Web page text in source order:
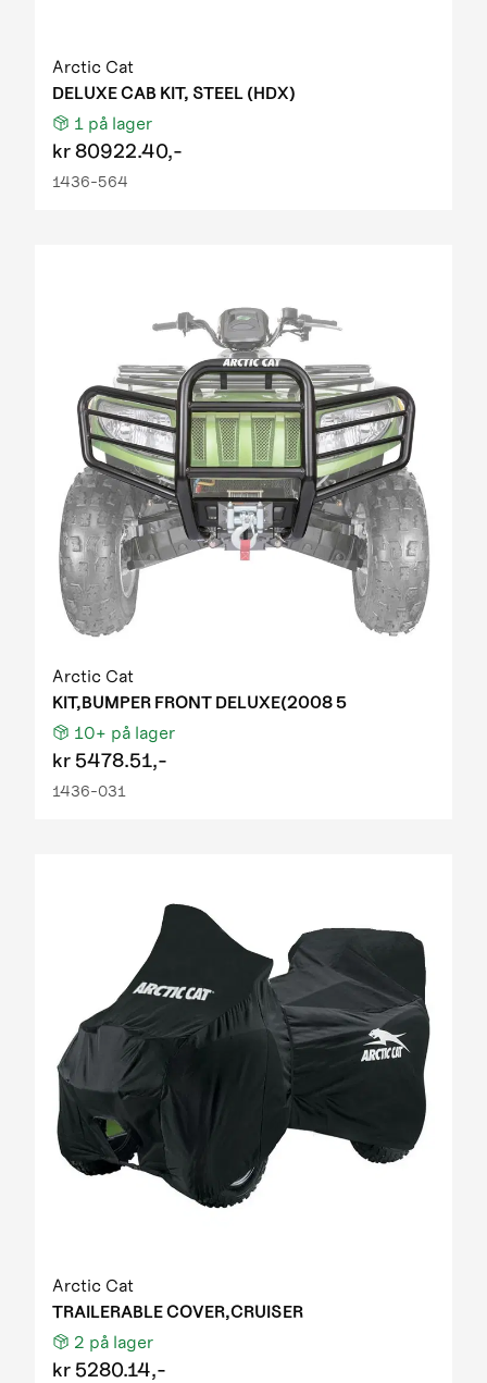
Arctic Cat
DELUXE CAB KIT, STEEL (HDX)
1 på lager
kr80922.40,-
1436-564
Arctic Cat
KIT,BUMPER FRONT DELUXE(2008 5
10+ på lager
kr 5478.51,-
1436-031
Arctic Cat
TRAILERABLE COVER,CRUISER
2 på lager
kr 5280.14,-